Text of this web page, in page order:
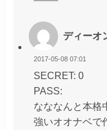
ディーオ
2017-05-08 07:01
SECRET: 0
PASS:
なななんと本格
強いオオナベで